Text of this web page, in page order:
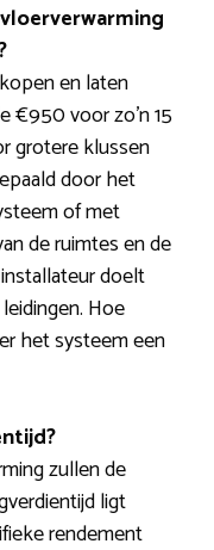
en laten
€950 voor zo’n 15
grotere klussen
door het
of met
de ruimtes en de
doelt
Hoe
het systeem een
zullen de
ligt
rendement